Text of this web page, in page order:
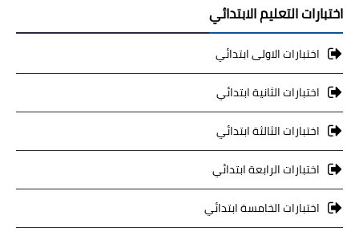
اختبارات التعليم الابتدائي
اختبارات الاولى ابتدائي
اختبارات الثانية ابتدائي
اختبارات الثالثة ابتدائي
اختبارات الرابعة ابتدائي
اختبارات الخامسة ابتدائي